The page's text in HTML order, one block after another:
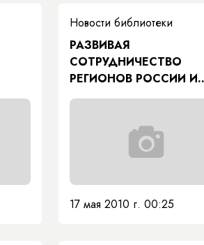
Новости библиотеки
РАЗВИВАЯ
СОТРУДНИЧЕСТВО
РЕГИОНОВ РОССИИ И
КИТАЯ
17 мая 2010 г. 00:25